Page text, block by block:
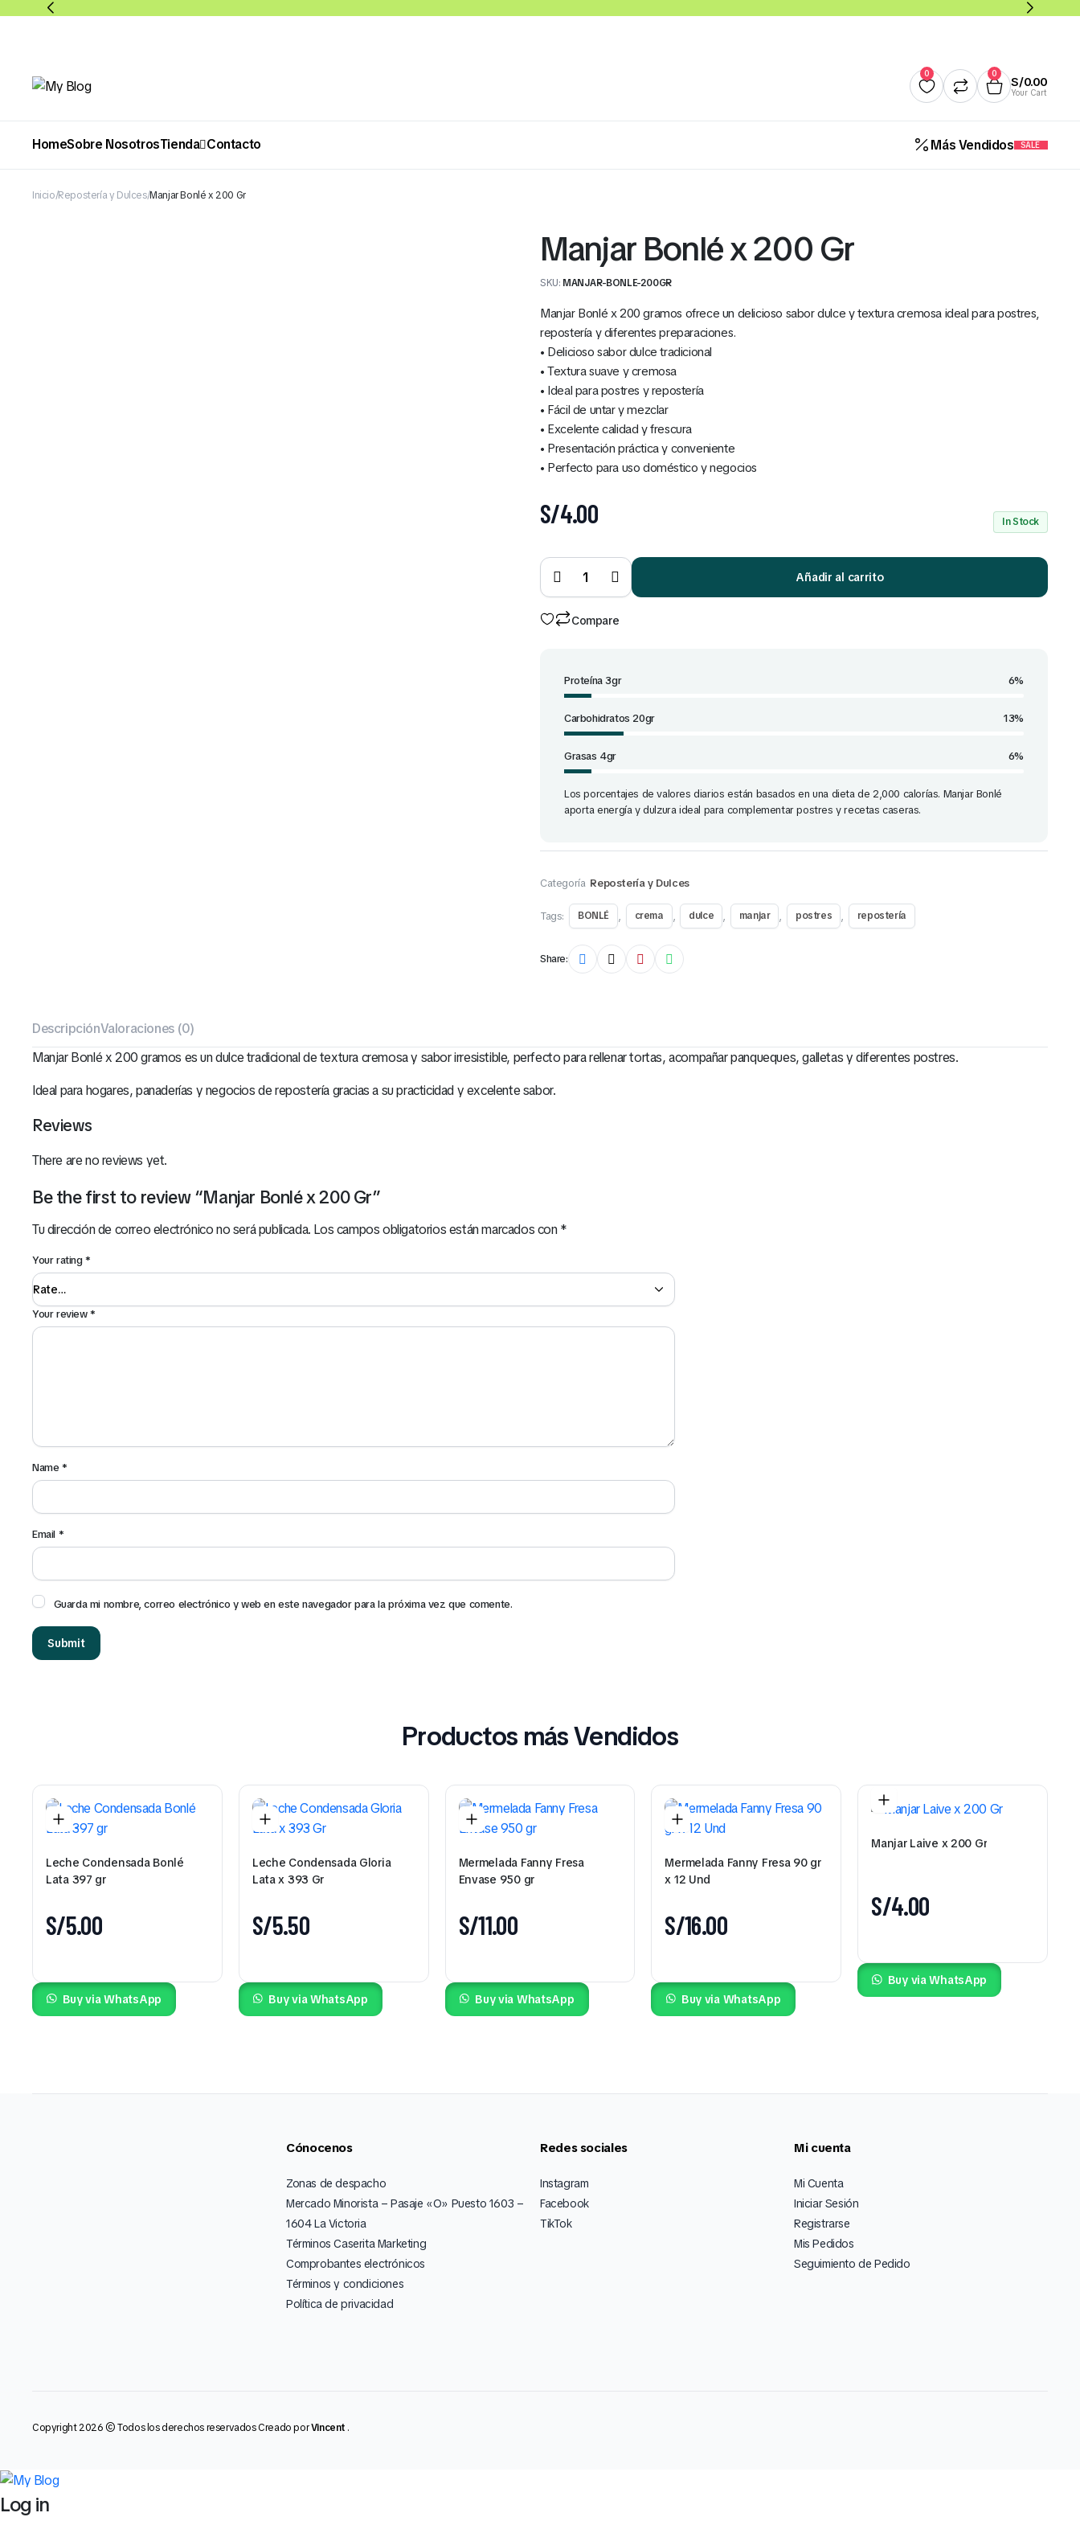
0 0
S/0.00
Your Cart
HomeSobre NosotrosTienda
Abarrotes
Contacto Más Vendidos SALE
S/5.00
Inicio Repostería y Dulces Manjar Bonlé x 200 Gr
Manjar Bonlé x 200 Gr
SKU: MANJAR-BONLE-200GR
Manjar Bonlé x 200 gramos ofrece un delicioso sabor dulce y textura cremosa ideal para postres,
repostería y diferentes preparaciones.
• Delicioso sabor dulce tradicional
• Textura suave y cremosa
• Ideal para postres y repostería
• Fácil de untar y mezclar
• Excelente calidad y frescura
• Presentación práctica y conveniente
• Perfecto para uso doméstico y negocios
S/4.00 In Stock
Manjar
Bonlé x
200 Gr
quantity
Añadir al carrito
Compare
Proteína 3gr 6%
Carbohidratos 20gr 13%
Grasas 4gr 6%
Los porcentajes de valores diarios están basados en una dieta de 2,000 calorías. Manjar Bonlé
aporta energía y dulzura ideal para complementar postres y recetas caseras.
Categoría Repostería y Dulces
Tags: BONLÉ , crema , dulce , manjar , postres , repostería
Share:
DescripciónValoraciones (0)
Manjar Bonlé x 200 gramos es un dulce tradicional de textura cremosa y sabor irresistible, perfecto para rellenar tortas, acompañar panqueques, galletas y diferentes postres.
Ideal para hogares, panaderías y negocios de repostería gracias a su practicidad y excelente sabor.
Reviews
There are no reviews yet.
Be the first to review “Manjar Bonlé x 200 Gr”
Tu dirección de correo electrónico no será publicada. Los campos obligatorios están marcados con*
Your rating*
Your review*
Name*
Email *
Guarda mi nombre, correo electrónico y web en este navegador para la próxima vez que comente.
Productos más Vendidos
Leche Condensada Bonlé
Lata 397 gr
S/5.00
Buy via WhatsApp
Leche Condensada Gloria
Lata x 393 Gr
S/5.50
Buy via WhatsApp
Mermelada Fanny Fresa
Envase 950 gr
S/11.00
Buy via WhatsApp
Mermelada Fanny Fresa 90 gr
x 12 Und
S/16.00
Buy via WhatsApp
Manjar Laive x 200 Gr
S/4.00
Buy via WhatsApp
Cónocenos
Zonas de despacho
Mercado Minorista – Pasaje «O» Puesto 1603 –
1604 La Victoria
Términos Caserita Marketing
Comprobantes electrónicos
Términos y condiciones
Política de privacidad
Redes sociales
Instagram
Facebook
TikTok
Mi cuenta
Mi Cuenta
Iniciar Sesión
Registrarse
Mis Pedidos
Seguimiento de Pedido
Copyright 2026 © Todos los derechos reservados Creado porVincent .
Log in